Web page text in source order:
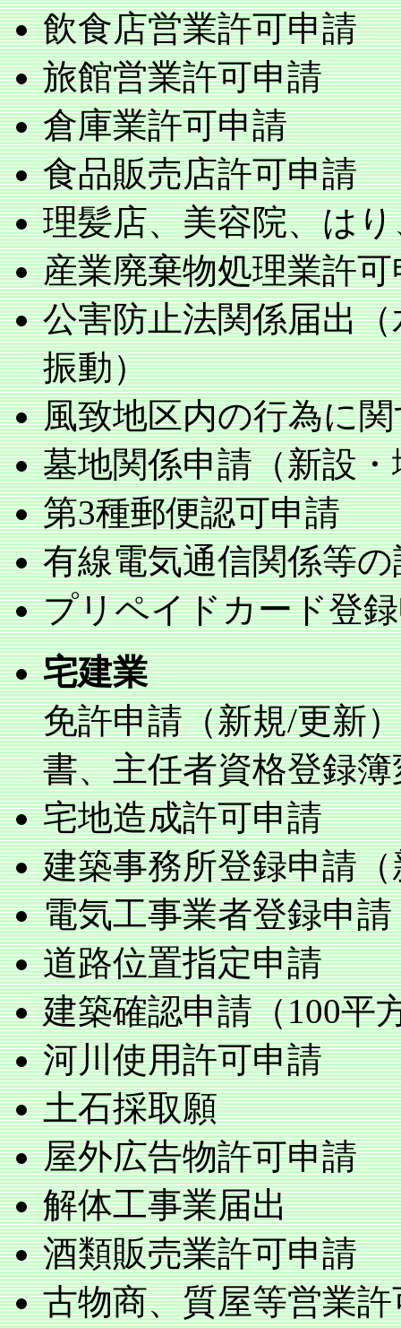
飲食店営業許可申請
旅館営業許可申請
倉庫業許可申請
食品販売店許可申請
理髪店、美容院、は
産業廃棄物処理業許可
公害防止法関係届出
振動）
風致地区内の行為に
墓地関係申請（新設
第3種郵便認可申請
有線電気通信関係等
プリペイドカード登
宅建業
免許申請（新規/更新
書、主任者資格登録
宅地造成許可申請
建築事務所登録申請
電気工事業者登録申請
道路位置指定申請
建築確認申請（100平
河川使用許可申請
土石採取願
屋外広告物許可申請
解体工事業届出
酒類販売業許可申請
古物商、質屋等営業